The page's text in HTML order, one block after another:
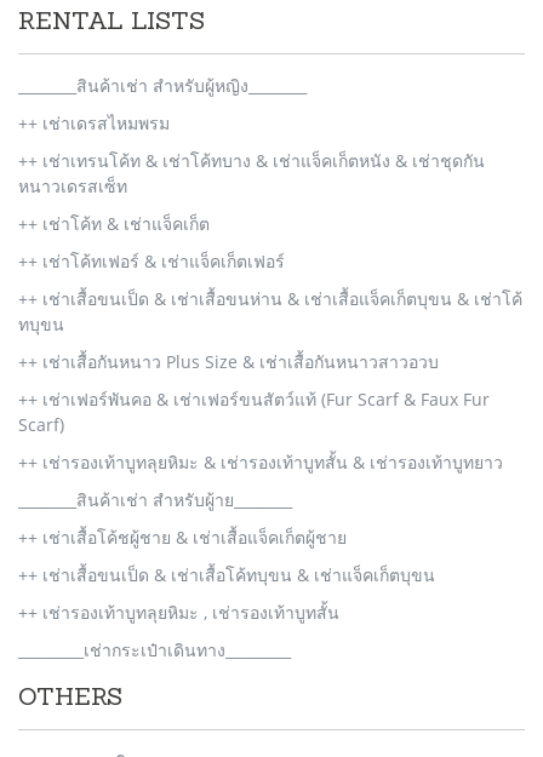
RENTAL LISTS
________สินค้าเช่า สำหรับผู้หญิง________
++ เช่าเดรสไหมพรม
++ เช่าเทรนโค้ท & เช่าโค้ทบาง & เช่าแจ็คเก็ตหนัง & เช่าชุดกัน
หนาวเดรสเซ็ท
++ เช่าโค้ท & เช่าแจ็คเก็ต
++ เช่าโค้ทเฟอร์ & เช่าแจ็คเก็ตเฟอร์
++ เช่าเสื้อขนเป็ด & เช่าเสื้อขนห่าน & เช่าเสื้อแจ็คเก็ตบุขน & เช่าโค้
ทบุขน
++ เช่าเสื้อกันหนาว Plus Size & เช่าเสื้อกันหนาวสาวอวบ
++ เช่าเฟอร์พันคอ & เช่าเฟอร์ขนสัตว์แท้ (Fur Scarf & Faux Fur
Scarf)
++ เช่ารองเท้าบูทลุยหิมะ & เช่ารองเท้าบูทสั้น & เช่ารองเท้าบูทยาว
________สินค้าเช่า สำหรับผู้าย________
++ เช่าเสื้อโค้ชผู้ชาย & เช่าเสื้อแจ็คเก็ตผู้ชาย
++ เช่าเสื้อขนเป็ด & เช่าเสื้อโค้ทบุขน & เช่าแจ็คเก็ตบุขน
++ เช่ารองเท้าบูทลุยหิมะ , เช่ารองเท้าบูทสั้น
_________เช่ากระเป๋าเดินทาง_________
OTHERS